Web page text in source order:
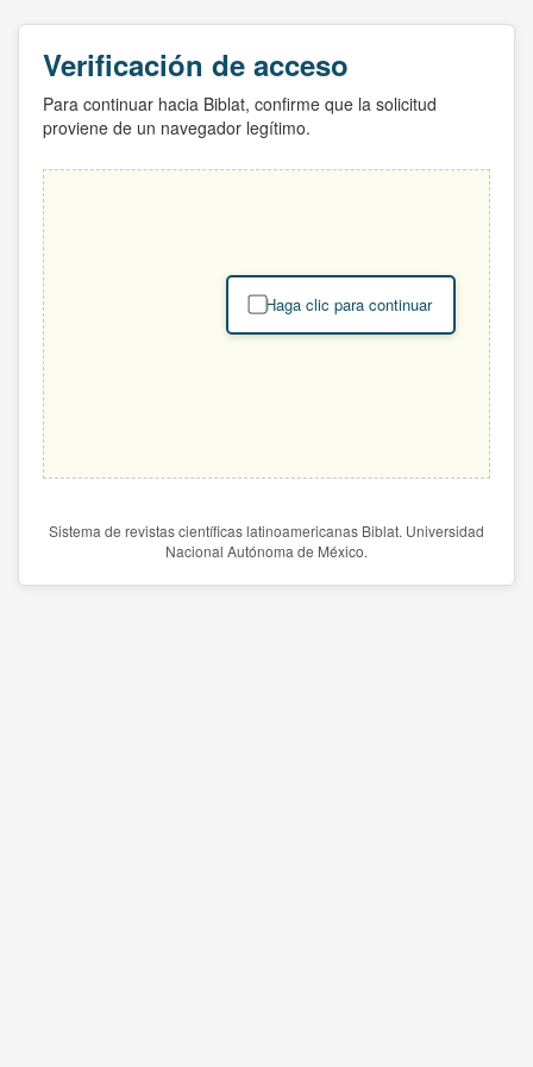
Verificación de acceso
Para continuar hacia Biblat, confirme que la solicitud
proviene de un navegador legítimo.
Haga clic para continuar
Sistema de revistas científicas latinoamericanas Biblat. Universidad
Nacional Autónoma de México.